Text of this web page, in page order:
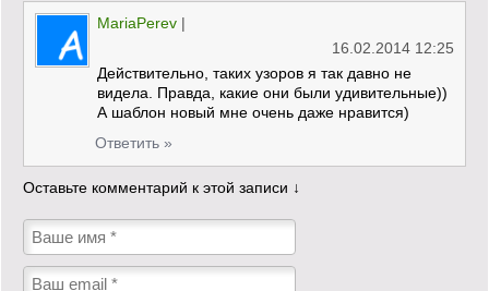
MariaPerev |
16.02.2014 12:25
Действительно, таких узоров я так давно не
видела. Правда, какие они были удивительные))
А шаблон новый мне очень даже нравится)
Ответить »
Оставьте комментарий к этой записи ↓